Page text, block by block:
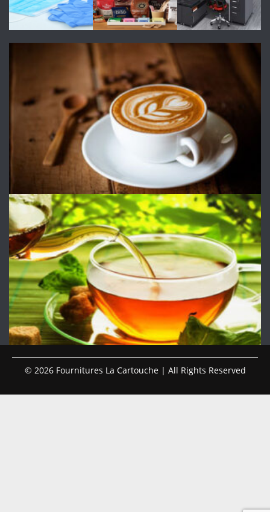
© 2026 Fournitures La Cartouche | All Rights Reserved